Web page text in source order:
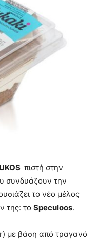
πιστή στην
συνδυάζουν την
το νέο μέλος
της: το Speculoos.
με βάση από τραγανό